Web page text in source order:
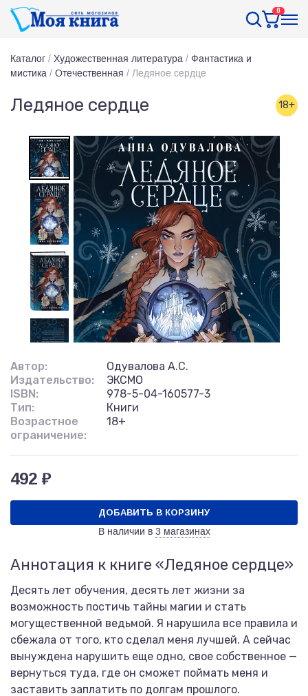
0
Каталог / Художественная литература / Фантастика и
мистика / Отечественная / Ледяное сердце
Ледяное сердце 18+
Автор:
Одувалова А.С.
Издательство:
ЭКСМО
ISBN:
978-5-04-160577-3
Тип:
Книги
Возрастное
ограничение:
18+
492 ₽
ДОБАВИТЬ В КОРЗИНУ
В наличии в 3 магазинах
Аннотация к книге «Ледяное сердце»
Десять лет обучения, десять лет жизни за
возможность постичь тайны магии и стать
могущественной ведьмой. Я нарушила все правила и
сбежала от того, кто сделал меня лучшей. А сейчас
вынуждена нарушить еще одно, свое собственное —
вернуться туда, где он сможет поймать меня и
заставить заплатить по долгам прошлого.